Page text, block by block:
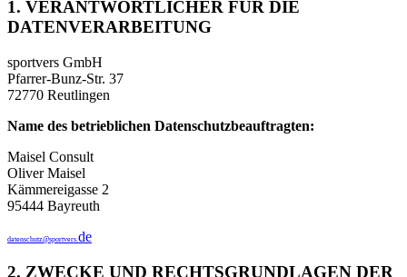
1. VERANTWORTLICHER FÜR DIE
DATENVERARBEITUNG
sportvers GmbH
Pfarrer-Bunz-Str. 37
72770 Reutlingen
Name des betrieblichen Datenschutzbeauftragten:
Maisel Consult
Oliver Maisel
Kämmereigasse 2
95444 Bayreuth
datenschutz@sportvers.de
2. ZWECKE UND RECHTSGRUNDLAGEN DER